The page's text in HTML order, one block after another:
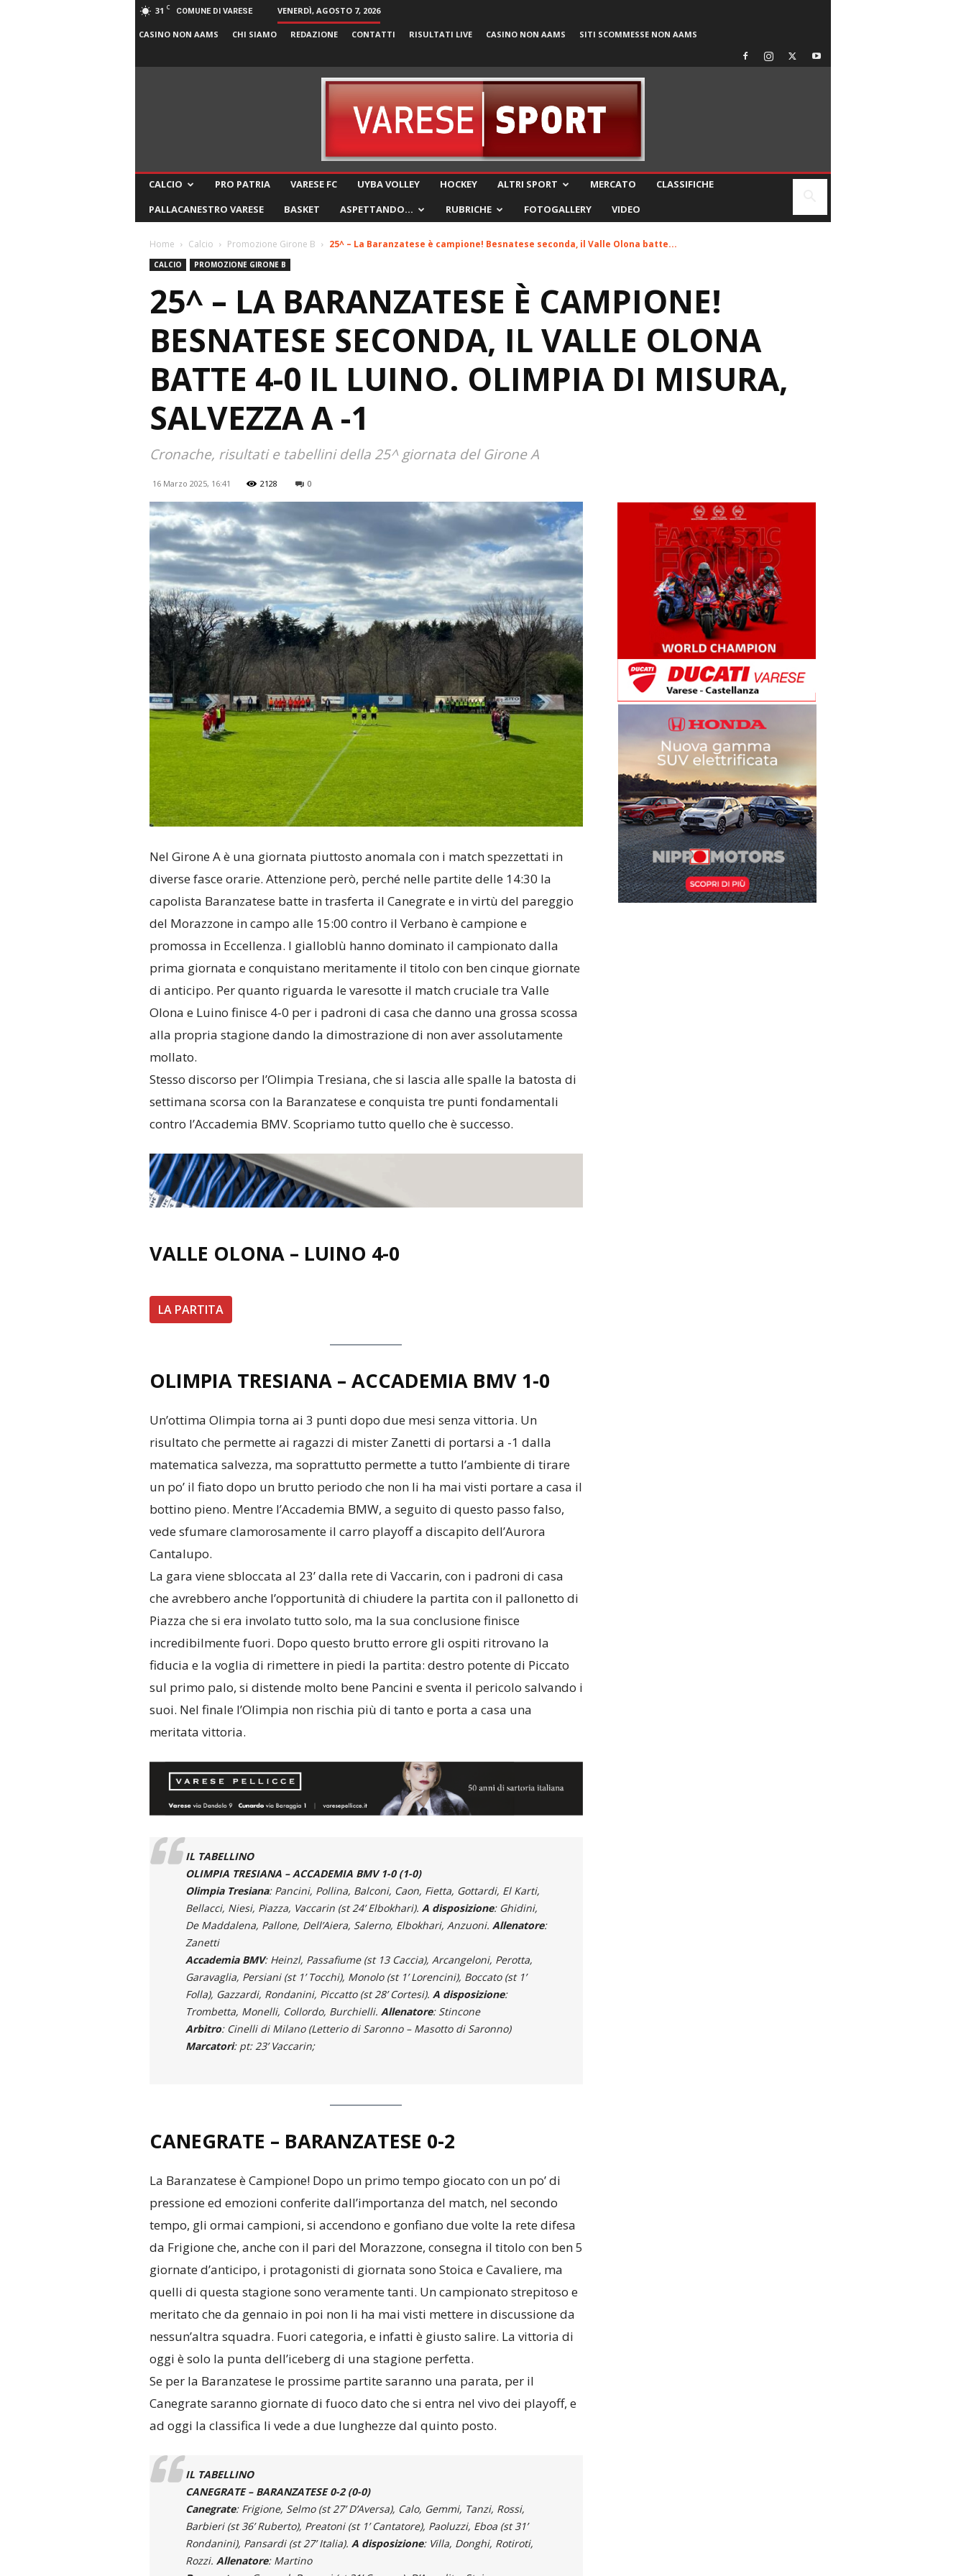
31 C COMUNE DI VARESE VENERDÌ, AGOSTO 7, 2026
CASINO NON AAMS CHI SIAMO REDAZIONE CONTATTI RISULTATI LIVE CASINO NON AAMS SITI SCOMMESSE NON AAMS
CALCIO PRO PATRIA VARESE FC UYBA VOLLEY HOCKEY ALTRI SPORT MERCATO
CLASSIFICHE
PALLACANESTRO VARESE
BASKET ASPETTANDO… RUBRICHE FOTOGALLERY VIDEO
Home Calcio Promozione Girone B 25^ – La Baranzatese è campione! Besnatese seconda, il Valle Olona batte...
CALCIO PROMOZIONE GIRONE B
25^ – LA BARANZATESE È CAMPIONE!
BESNATESE SECONDA, IL VALLE OLONA
BATTE 4-0 IL LUINO. OLIMPIA DI MISURA,
SALVEZZA A -1
Cronache, risultati e tabellini della 25^ giornata del Girone A
16 Marzo 2025, 16:41 2128 0
Nel Girone A è una giornata piuttosto anomala con i match spezzettati in
diverse fasce orarie. Attenzione però, perché nelle partite delle 14:30 la
capolista Baranzatese batte in trasferta il Canegrate e in virtù del pareggio
del Morazzone in campo alle 15:00 contro il Verbano è campione e
promossa in Eccellenza. I gialloblù hanno dominato il campionato dalla
prima giornata e conquistano meritamente il titolo con ben cinque giornate
di anticipo. Per quanto riguarda le varesotte il match cruciale tra Valle
Olona e Luino finisce 4-0 per i padroni di casa che danno una grossa scossa
alla propria stagione dando la dimostrazione di non aver assolutamente
mollato.
Stesso discorso per l’Olimpia Tresiana, che si lascia alle spalle la batosta di
settimana scorsa con la Baranzatese e conquista tre punti fondamentali
contro l’Accademia BMV. Scopriamo tutto quello che è successo.
VALLE OLONA – LUINO 4-0
LA PARTITA
OLIMPIA TRESIANA – ACCADEMIA BMV 1-0
Un’ottima Olimpia torna ai 3 punti dopo due mesi senza vittoria. Un
risultato che permette ai ragazzi di mister Zanetti di portarsi a -1 dalla
matematica salvezza, ma soprattutto permette a tutto l’ambiente di tirare
un po’ il fiato dopo un brutto periodo che non li ha mai visti portare a casa il
bottino pieno. Mentre l’Accademia BMW, a seguito di questo passo falso,
vede sfumare clamorosamente il carro playoff a discapito dell’Aurora
Cantalupo.
La gara viene sbloccata al 23’ dalla rete di Vaccarin, con i padroni di casa
che avrebbero anche l’opportunità di chiudere la partita con il pallonetto di
Piazza che si era involato tutto solo, ma la sua conclusione finisce
incredibilmente fuori. Dopo questo brutto errore gli ospiti ritrovano la
fiducia e la voglia di rimettere in piedi la partita: destro potente di Piccato
sul primo palo, si distende molto bene Pancini e sventa il pericolo salvando i
suoi. Nel finale l’Olimpia non rischia più di tanto e porta a casa una
meritata vittoria.
IL TABELLINO
OLIMPIA TRESIANA – ACCADEMIA BMV 1-0 (1-0)
Olimpia Tresiana: Pancini, Pollina, Balconi, Caon, Fietta, Gottardi, El Karti,
Bellacci, Niesi, Piazza, Vaccarin (st 24’ Elbokhari). A disposizione: Ghidini,
De Maddalena, Pallone, Dell’Aiera, Salerno, Elbokhari, Anzuoni. Allenatore:
Zanetti
Accademia BMV: Heinzl, Passafiume (st 13 Caccia), Arcangeloni, Perotta,
Garavaglia, Persiani (st 1’ Tocchi), Monolo (st 1’ Lorencini), Boccato (st 1’
Folla), Gazzardi, Rondanini, Piccatto (st 28’ Cortesi). A disposizione:
Trombetta, Monelli, Collordo, Burchielli. Allenatore: Stincone
Arbitro: Cinelli di Milano (Letterio di Saronno – Masotto di Saronno)
Marcatori: pt: 23’ Vaccarin;
CANEGRATE – BARANZATESE 0-2
La Baranzatese è Campione! Dopo un primo tempo giocato con un po’ di
pressione ed emozioni conferite dall’importanza del match, nel secondo
tempo, gli ormai campioni, si accendono e gonfiano due volte la rete difesa
da Frigione che, anche con il pari del Morazzone, consegna il titolo con ben 5
giornate d’anticipo, i protagonisti di giornata sono Stoica e Cavaliere, ma
quelli di questa stagione sono veramente tanti. Un campionato strepitoso e
meritato che da gennaio in poi non li ha mai visti mettere in discussione da
nessun’altra squadra. Fuori categoria, e infatti è giusto salire. La vittoria di
oggi è solo la punta dell’iceberg di una stagione perfetta.
Se per la Baranzatese le prossime partite saranno una parata, per il
Canegrate saranno giornate di fuoco dato che si entra nel vivo dei playoff, e
ad oggi la classifica li vede a due lunghezze dal quinto posto.
IL TABELLINO
CANEGRATE – BARANZATESE 0-2 (0-0)
Canegrate: Frigione, Selmo (st 27’ D’Aversa), Calo, Gemmi, Tanzi, Rossi,
Barbieri (st 36’ Ruberto), Preatoni (st 1’ Cantatore), Paoluzzi, Eboa (st 31’
Rondanini), Pansardi (st 27’ Italia). A disposizione: Villa, Donghi, Rotiroti,
Rozzi. Allenatore: Martino